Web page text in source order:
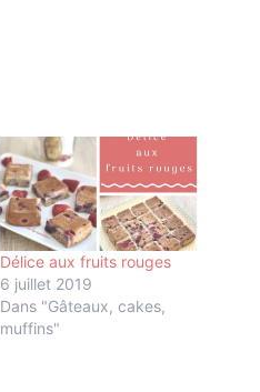
Délice aux fruits rouges
6 juillet 2019
Dans "Gâteaux, cakes,
muffins"